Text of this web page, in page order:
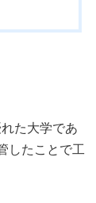
た大学であ
したことで工